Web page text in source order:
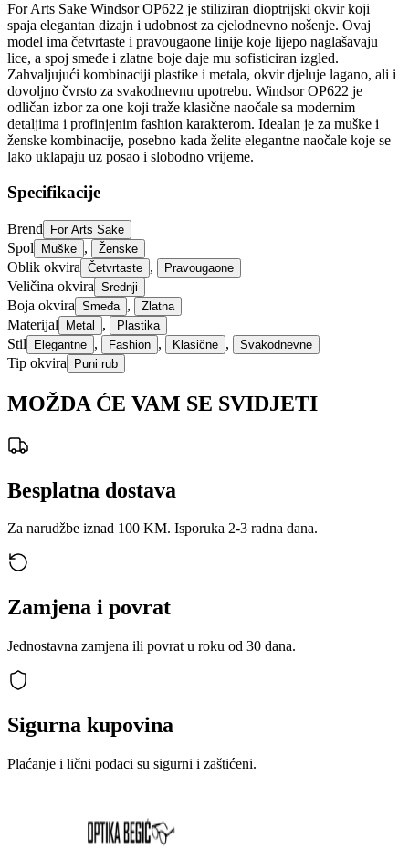
For Arts Sake Windsor OP622 je stiliziran dioptrijski okvir koji
spaja elegantan dizajn i udobnost za cjelodnevno nošenje. Ovaj
model ima četvrtaste i pravougaone linije koje lijepo naglašavaju
lice, a spoj smeđe i zlatne boje daje mu sofisticiran izgled.
Zahvaljujući kombinaciji plastike i metala, okvir djeluje lagano, ali i
dovoljno čvrsto za svakodnevnu upotrebu. Windsor OP622 je
odličan izbor za one koji traže klasične naočale sa modernim
detaljima i profinjenim fashion karakterom. Idealan je za muške i
ženske kombinacije, posebno kada želite elegantne naočale koje se
lako uklapaju uz posao i slobodno vrijeme.
Specifikacije
Brend For Arts Sake
Spol Muške , Ženske
Oblik okvira Četvrtaste , Pravougaone
Veličina okvira Srednji
Boja okvira Smeđa , Zlatna
Materijal Metal , Plastika
Stil Elegantne , Fashion , Klasične , Svakodnevne
Tip okvira Puni rub
MOŽDA ĆE VAM SE SVIDJETI
Besplatna dostava
Za narudžbe iznad 100 KM. Isporuka 2-3 radna dana.
Zamjena i povrat
Jednostavna zamjena ili povrat u roku od 30 dana.
Sigurna kupovina
Plaćanje i lični podaci su sigurni i zaštićeni.